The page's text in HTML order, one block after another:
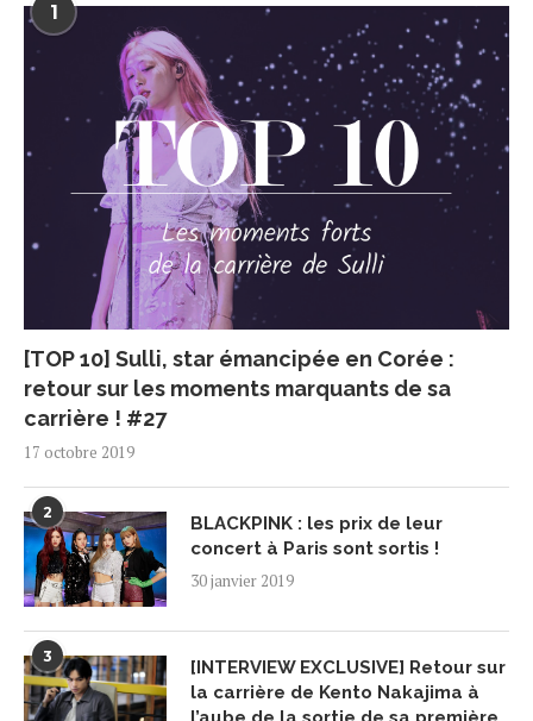
1
[TOP 10] Sulli, star émancipée en Corée :
retour sur les moments marquants de sa
carrière ! #27
17 octobre 2019
2
BLACKPINK : les prix de leur
concert à Paris sont sortis !
30 janvier 2019
3
[INTERVIEW EXCLUSIVE] Retour sur
la carrière de Kento Nakajima à